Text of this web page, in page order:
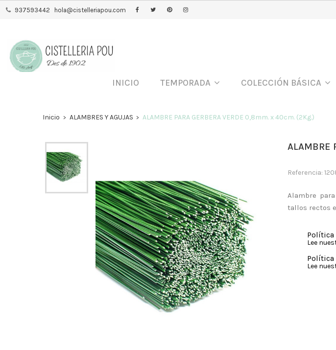
937593442 hola@cistelleriapou.com
INICIO TEMPORADA COLECCIÓN BÁSICA
Inicio ALAMBRES Y AGUJAS ALAMBRE PARA GERBERA VERDE 0,8mm. x 40cm. (2Kg.)
ALAMBRE
Referencia:
Alambre
tallos rectos
Política
Lee
Política
Lee